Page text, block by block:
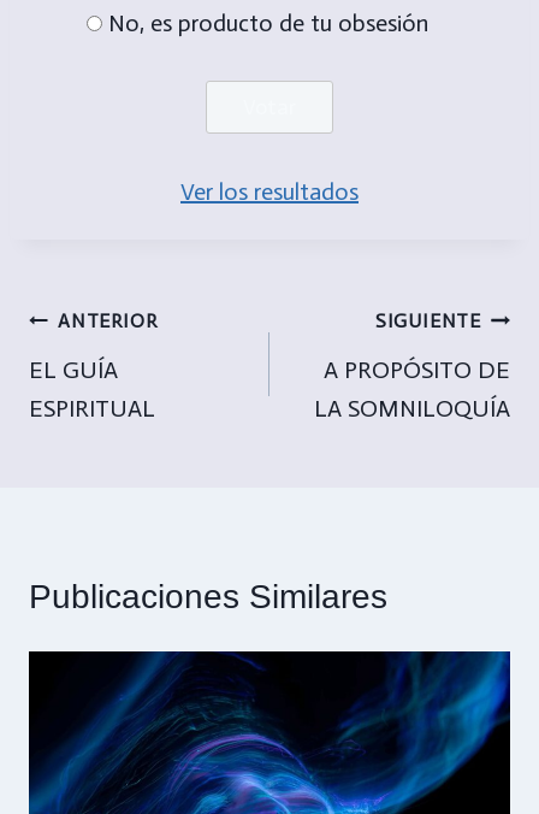
No, es producto de tu obsesión
Ver los resultados
Navegación
de
entradas
ANTERIOR
EL GUÍA
ESPIRITUAL
SIGUIENTE
A PROPÓSITO DE
LA SOMNILOQUÍA
Publicaciones Similares